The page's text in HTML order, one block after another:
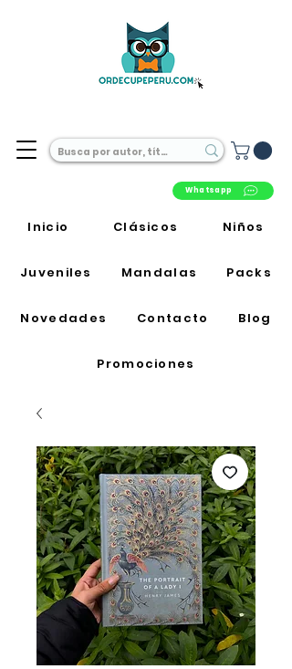
Whatsapp
Inicio Clásicos Niños
Juveniles Mandalas Packs
Novedades Contacto Blog
Promociones